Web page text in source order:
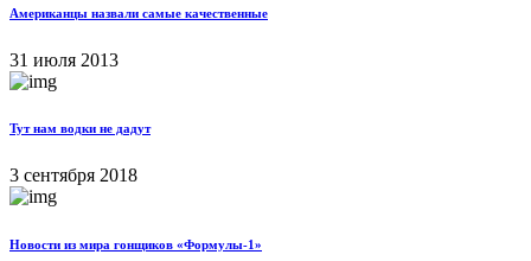
Американцы назвали самые качественные
31 июля 2013
Тут нам водки не дадут
3 сентября 2018
Новости из мира гонщиков «Формулы-1»